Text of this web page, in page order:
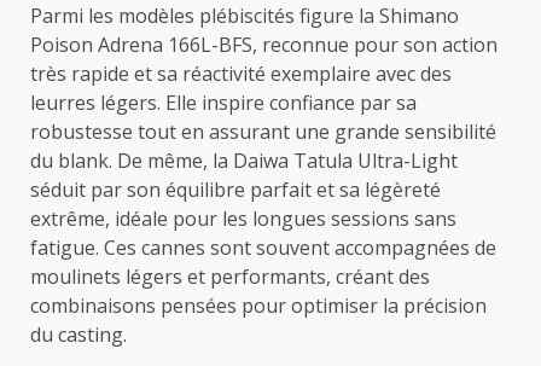
Parmi les modèles plébiscités figure la Shimano
Poison Adrena 166L-BFS, reconnue pour son action
très rapide et sa réactivité exemplaire avec des
leurres légers. Elle inspire confiance par sa
robustesse tout en assurant une grande sensibilité
du blank. De même, la Daiwa Tatula Ultra-Light
séduit par son équilibre parfait et sa légèreté
extrême, idéale pour les longues sessions sans
fatigue. Ces cannes sont souvent accompagnées de
moulinets légers et performants, créant des
combinaisons pensées pour optimiser la précision
du casting.